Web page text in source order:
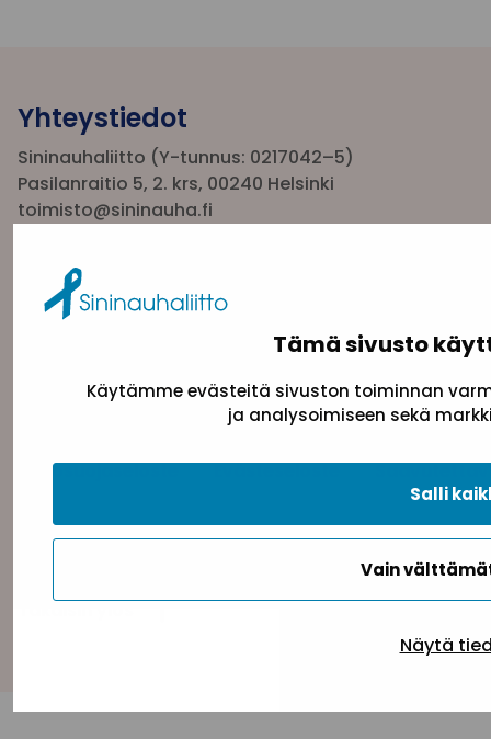
Tämä sivusto
Käytämme evästeitä sivuston toiminnan
ja analysoimiseen sekä
Vain
Salli
Näytä
Yhteystiedot
Sininauhaliitto (Y-tunnus: 0217042–5)
Pasilanraitio 5, 2. krs, 00240 Helsinki
toimisto@sininauha.fi
Tietosuojaseloste Evästeseloste